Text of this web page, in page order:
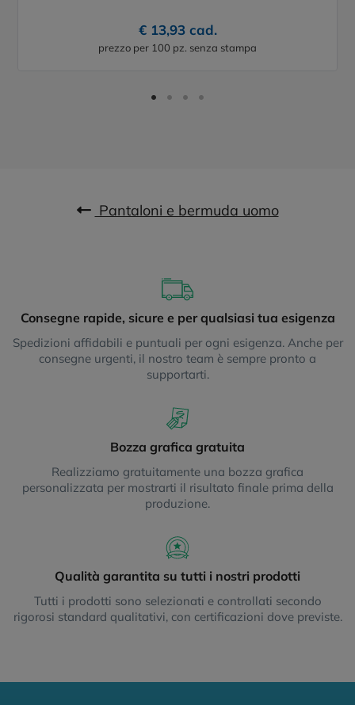
€ 13,93 cad.
prezzo per 100 pz. senza stampa
Pantaloni e bermuda uomo
Consegne rapide, sicure e per qualsiasi tua esigenza
Spedizioni affidabili e puntuali per ogni esigenza. Anche per
consegne urgenti, il nostro team è sempre pronto a
supportarti.
Bozza grafica gratuita
Realizziamo gratuitamente una bozza grafica
personalizzata per mostrarti il risultato finale prima della
produzione.
Qualità garantita su tutti i nostri prodotti
Tutti i prodotti sono selezionati e controllati secondo
rigorosi standard qualitativi, con certificazioni dove previste.